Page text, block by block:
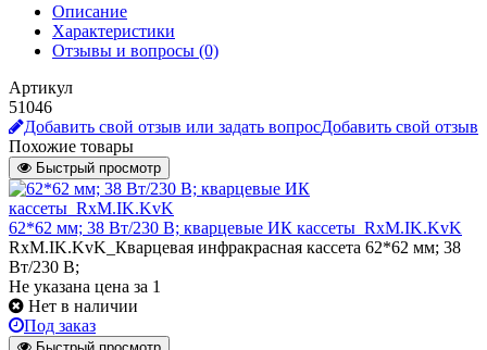
Описание
Характеристики
Отзывы и вопросы (0)
Артикул
51046
Добавить свой отзыв или задать вопросДобавить свой отзыв
Похожие товары
Быстрый просмотр
62*62 мм; 38 Вт/230 В; кварцевые ИК кассеты_RxM.IK.KvK
RxM.IK.KvK_Кварцевая инфракрасная кассета 62*62 мм; 38
Вт/230 В;
Не указана цена за 1
Нет в наличии
Под заказ